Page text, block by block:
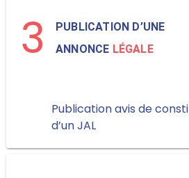
3
PUBLICATION D’UNE
ANNONCE LÉGALE
Publication avis de
d’un JAL